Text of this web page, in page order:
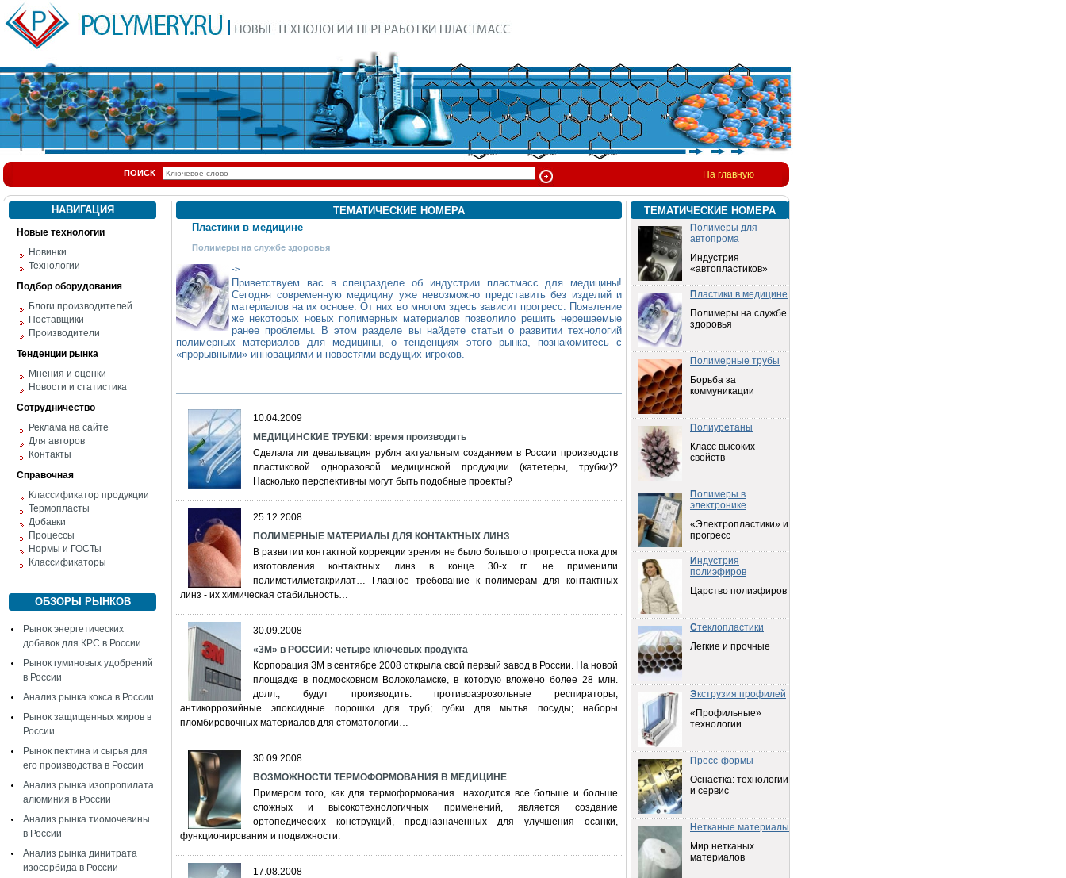
ПОИСК На главную
НАВИГАЦИЯ
Новые технологии
Новинки
Технологии
Подбор оборудования
Блоги производителей
Поставщики
Производители
Тенденции рынка
Мнения и оценки
Новости и статистика
Сотрудничество
Реклама на сайте
Для авторов
Контакты
Справочная
Классификатор продукции
Термопласты
Добавки
Процессы
Нормы и ГОСТы
Классификаторы
ОБЗОРЫ РЫНКОВ
Рынок энергетических
добавок для КРС в России
Рынок гуминовых удобрений
в России
Анализ рынка кокса в России
Рынок защищенных жиров в
России
Рынок пектина и сырья для
его производства в России
Анализ рынка изопропилата
алюминия в России
Анализ рынка тиомочевины
в России
Анализ рынка динитрата
изосорбида в России
ТЕМАТИЧЕСКИЕ НОМЕРА
Пластики в медицине
Полимеры на службе здоровья
->
Приветствуем вас в спецразделе об индустрии пластмасс для медицины!
Сегодня современную медицину уже невозможно представить без изделий и
материалов на их основе. От них во многом здесь зависит прогресс. Появление
же некоторых новых полимерных материалов позволило решить нерешаемые
ранее проблемы. В этом разделе вы найдете статьи о развитии технологий
полимерных материалов для медицины, о тенденциях этого рынка, познакомитесь с
«прорывными» инновациями и новостями ведущих игроков.
10.04.2009
МЕДИЦИНСКИЕ ТРУБКИ: время производить
Сделала ли девальвация рубля актуальным созданием в России производств
пластиковой одноразовой медицинской продукции (катетеры, трубки)?
Насколько перспективны могут быть подобные проекты?
25.12.2008
ПОЛИМЕРНЫЕ МАТЕРИАЛЫ ДЛЯ КОНТАКТНЫХ ЛИНЗ
В развитии контактной коррекции зрения не было большого прогресса пока для
изготовления контактных линз в конце 30-х гг. не применили
полиметилметакрилат… Главное требование к полимерам для контактных
линз - их химическая стабильность…
30.09.2008
«3М» в РОССИИ: четыре ключевых продукта
Корпорация ЗМ в сентябре 2008 открыла свой первый завод в России. На новой
площадке в подмосковном Волоколамске, в которую вложено более 28 млн.
долл., будут производить: противоаэрозольные респираторы;
антикоррозийные эпоксидные порошки для труб; губки для мытья посуды; наборы
пломбировочных материалов для стоматологии…
30.09.2008
ВОЗМОЖНОСТИ ТЕРМОФОРМОВАНИЯ В МЕДИЦИНЕ
Примером того, как для термоформования находится все больше и больше
сложных и высокотехнологичных применений, является создание
ортопедических конструкций, предназначенных для улучшения осанки,
функционирования и подвижности.
17.08.2008
ТЕМАТИЧЕСКИЕ НОМЕРА
Полимеры для
автопрома
Индустрия
«автопластиков»
Пластики в медицине
Полимеры на службе
здоровья
Полимерные трубы
Борьба за
коммуникации
Полиуретаны
Класс высоких
свойств
Полимеры в
электронике
«Электропластики» и
прогресс
Индустрия
полиэфиров
Царство полиэфиров
Стеклопластики
Легкие и прочные
Экструзия профилей
«Профильные»
технологии
Пресс-формы
Оснастка: технологии
и сервис
Н етканые материалы
Мир нетканых
материалов